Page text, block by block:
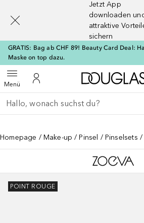
Jetzt App
downloaden
attraktive
sichern
GRATIS: Bag ab CHF 89! Beauty Card Deal:
Maske on top dazu.
MenüMenü öffnenZu Meinem Kundenkonto
Gehe zurück
Suche ausführen
Homepage Make-up Pinsel Pinselsets
POINT ROUGE
[navigation.slideout.screenreader]